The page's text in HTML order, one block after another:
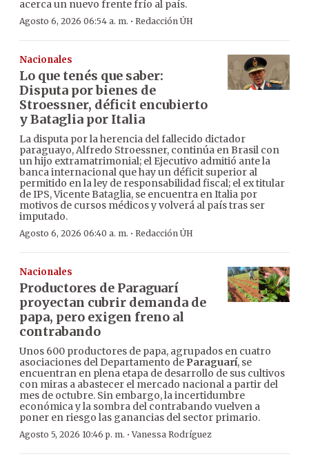
acerca un nuevo frente frío al país.
Agosto 6, 2026 06:54 a. m. · Redacción ÚH
Nacionales
Lo que tenés que saber:
Disputa por bienes de
Stroessner, déficit encubierto
y Bataglia por Italia
La disputa por la herencia del fallecido dictador
paraguayo, Alfredo Stroessner, continúa en Brasil con
un hijo extramatrimonial; el Ejecutivo admitió ante la
banca internacional que hay un déficit superior al
permitido en la ley de responsabilidad fiscal; el ex titular
de IPS, Vicente Bataglia, se encuentra en Italia por
motivos de cursos médicos y volverá al país tras ser
imputado.
Agosto 6, 2026 06:40 a. m. · Redacción ÚH
Nacionales
Productores de Paraguarí
proyectan cubrir demanda de
papa, pero exigen freno al
contrabando
Unos 600 productores de papa, agrupados en cuatro
asociaciones del Departamento de Paraguarí, se
encuentran en plena etapa de desarrollo de sus cultivos
con miras a abastecer el mercado nacional a partir del
mes de octubre. Sin embargo, la incertidumbre
económica y la sombra del contrabando vuelven a
poner en riesgo las ganancias del sector primario.
Agosto 5, 2026 10:46 p. m. ·Vanessa Rodríguez